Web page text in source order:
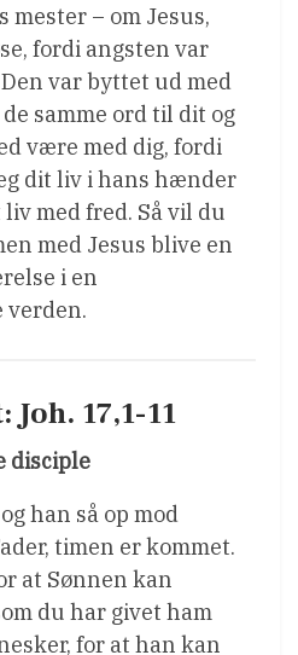
– om Jesus,
fordi angsten var
var byttet ud med
samme ord til dit og
være med dig, fordi
dit liv i hans hænder
med fred. Så vil du
med Jesus blive en
i en
verden.
17,1-11
disciple
han så op mod
timen er kommet.
at Sønnen kan
du har givet ham
for at han kan